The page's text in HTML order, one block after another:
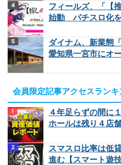
フィールズ、「【
始動 パチスロ化
ダイナム、新業態
愛知県一宮市にオ
会員限定記事アクセスランキ
４年足らずの間に
ホールは残り４店
スマスロ比率は低
進む【スマート遊